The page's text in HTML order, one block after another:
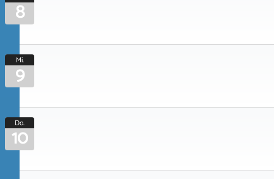
8
Mi.
9
Do.
10